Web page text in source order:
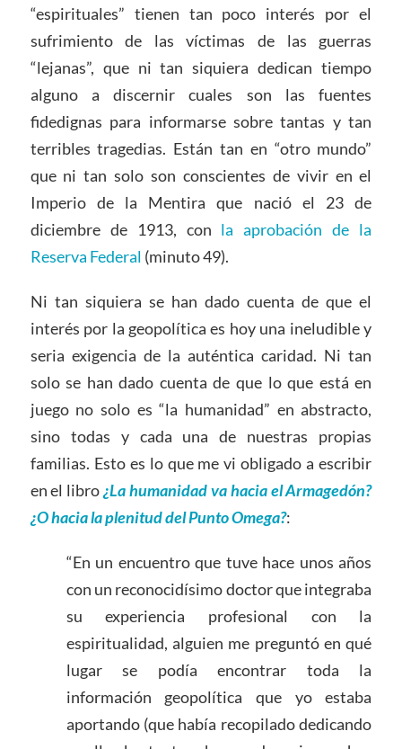
“espirituales” tienen tan poco interés por el
sufrimiento de las víctimas de las guerras
“lejanas”, que ni tan siquiera dedican tiempo
alguno a discernir cuales son las fuentes
fidedignas para informarse sobre tantas y tan
terribles tragedias. Están tan en “otro mundo”
que ni tan solo son conscientes de vivir en el
Imperio de la Mentira que nació el 23 de
diciembre de 1913, con la aprobación de la
Reserva Federal (minuto 49).
Ni tan siquiera se han dado cuenta de que el
interés por la geopolítica es hoy una ineludible y
seria exigencia de la auténtica caridad. Ni tan
solo se han dado cuenta de que lo que está en
juego no solo es “la humanidad” en abstracto,
sino todas y cada una de nuestras propias
familias. Esto es lo que me vi obligado a escribir
en el libro¿La humanidad va hacia el Armagedón?
¿O hacia la plenitud del Punto Omega?:
“En un encuentro que tuve hace unos años
con un reconocidísimo doctor que integraba
su experiencia profesional con la
espiritualidad, alguien me preguntó en qué
lugar se podía encontrar toda la
información geopolítica que yo estaba
aportando (que había recopilado dedicando